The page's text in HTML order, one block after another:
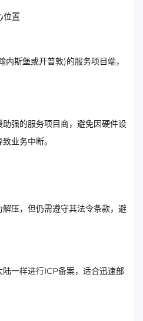
位置
斯堡或开普敦)的服务项目端，
强的服务项目商，避免因硬件设
业务中断。
压，但仍需遵守其法令条款，避
一样进行ICP备案，适合迅速部